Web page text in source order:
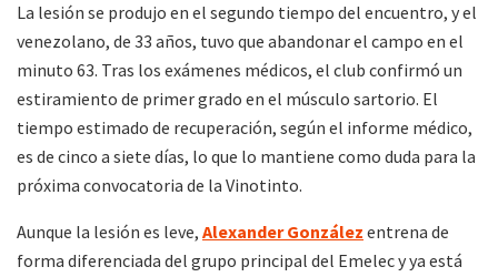
La lesión se produjo en el segundo tiempo del encuentro, y el
venezolano, de 33 años, tuvo que abandonar el campo en el
minuto 63. Tras los exámenes médicos, el club confirmó un
estiramiento de primer grado en el músculo sartorio. El
tiempo estimado de recuperación, según el informe médico,
es de cinco a siete días, lo que lo mantiene como duda para la
próxima convocatoria de la Vinotinto.
Aunque la lesión es leve, Alexander González entrena de
forma diferenciada del grupo principal del Emelec y ya está